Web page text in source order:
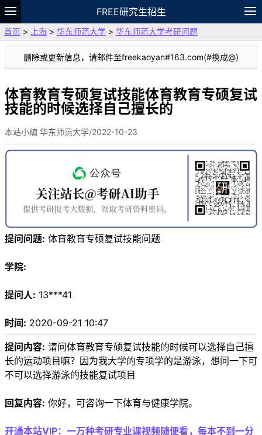
FREE研究生招生
题库
故事 专题 APP 笔记
论坛
VIP
资料
首页 > 上海 > 华东师范大学 > 华东师范大学考研问题
删除或更新信息，请邮件至freekaoyan#163.com(#换成@)
体育教育专硕复试技能体育教育专硕复试
技能的时候选择自己擅长的
本站小编 华东师范大学/2022-10-23
提问问题: 体育教育专硕复试技能问题
学院:
提问人: 13***41
时间: 2020-09-21 10:47
提问内容: 请问体育教育专硕复试技能的时候可以选择自己擅
长的运动项目嘛？因为我大学的专项学的是游泳，想问一下可
不可以选择游泳的技能复试项目
回复内容: 你好，可咨询一下体育与健康学院。
开通本站VIP：一万种考研专业课视频随便看，每本不到一分